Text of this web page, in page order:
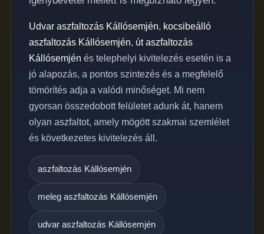
Udvar aszfaltozás Kállósemjén, kocsibeálló
aszfaltozás Kállósemjén, út aszfaltozás
Kállósemjén és telephelyi kivitelezés esetén is a
jó alapozás, a pontos szintezés és a megfelelő
tömörítés adja a valódi minőséget. Mi nem
gyorsan összedobott felületet adunk át, hanem
olyan aszfaltot, amely mögött szakmai szemlélet
és következetes kivitelezés áll.
aszfaltozás Kállósemjén
meleg aszfaltozás Kállósemjén
udvar aszfaltozás Kállósemjén